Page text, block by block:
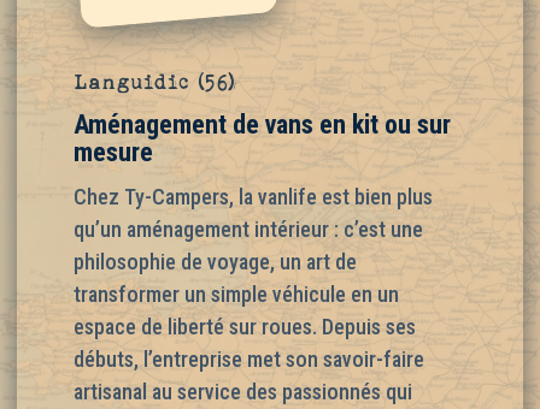
Languidic (56)
Aménagement de vans en kit ou sur
mesure
Chez Ty-Campers, la vanlife est bien plus
qu’un aménagement intérieur : c’est une
philosophie de voyage, un art de
transformer un simple véhicule en un
espace de liberté sur roues. Depuis ses
débuts, l’entreprise met son savoir-faire
artisanal au service des passionnés qui